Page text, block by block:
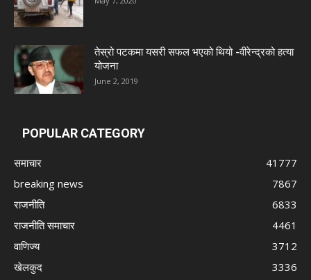
तेस्रो पटकमा यसरी सफल भएको थियो -वीरेन्द्रको हत्या
योजना
June 2, 2019
POPULAR CATEGORY
समाचार
41777
breaking news
7867
राजनीति
6833
राजनीति समाचार
4461
वाणिज्य
3712
खेलकुद
3336